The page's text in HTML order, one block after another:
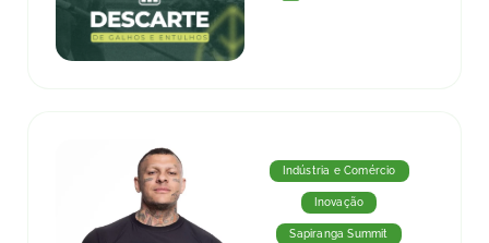
Indústria e Comércio
Inovação
Sapiranga Summit